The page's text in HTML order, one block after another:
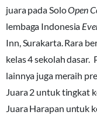
juara pada SoloOpen
lembaga Indonesia
Inn, Surakarta. Rara
kelas 4 sekolah dasar.
lainnya juga meraih
Juara 2 untuk tingkat
Juara Harapan untuk